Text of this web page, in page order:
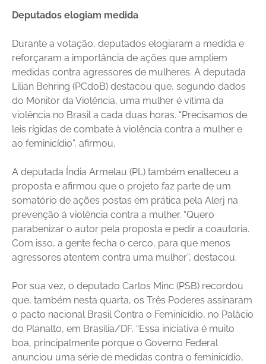
Deputados elogiam medida
Durante a votação, deputados elogiaram a medida e
reforçaram a importância de ações que ampliem
medidas contra agressores de mulheres. A deputada
Lilian Behring (PCdoB) destacou que, segundo dados
do Monitor da Violência, uma mulher é vítima da
violência no Brasil a cada duas horas. “Precisamos de
leis rígidas de combate à violência contra a mulher e
ao feminicídio”, afirmou.
A deputada Índia Armelau (PL) também enalteceu a
proposta e afirmou que o projeto faz parte de um
somatório de ações postas em prática pela Alerj na
prevenção à violência contra a mulher. “Quero
parabenizar o autor pela proposta e pedir a coautoria.
Com isso, a gente fecha o cerco, para que menos
agressores atentem contra uma mulher”, destacou.
Por sua vez, o deputado Carlos Minc (PSB) recordou
que, também nesta quarta, os Três Poderes assinaram
o pacto nacional Brasil Contra o Feminicídio, no Palácio
do Planalto, em Brasília/DF. “Essa iniciativa é muito
boa, principalmente porque o Governo Federal
anunciou uma série de medidas contra o feminicídio,